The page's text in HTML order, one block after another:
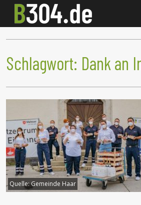
Schlagwort: Dank an
Quelle:Gemeinde Haar